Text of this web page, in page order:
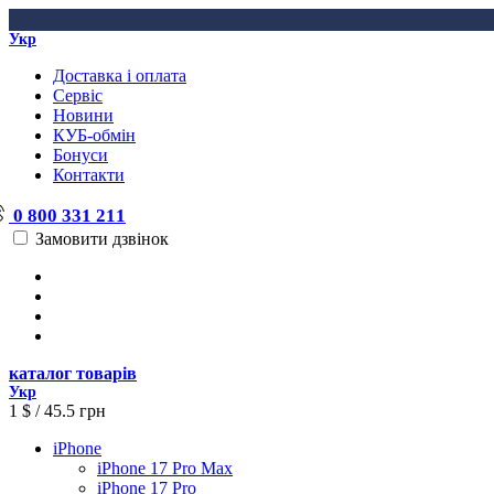
Укр
Доставка і оплата
Сервіс
Новини
КУБ-обмін
Бонуси
Контакти
0 800 331 211
Замовити дзвінок
каталог товарів
Укр
1 $ / 45.5 грн
iPhone
iPhone 17 Pro Max
iPhone 17 Pro